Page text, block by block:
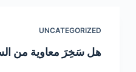
UNCATEGORIZED
هل سَخِرَ معاوية من